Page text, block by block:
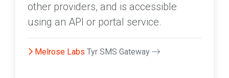
other providers, and is accessible
using an API or portal service.
Melrose Labs Tyr SMS Gateway